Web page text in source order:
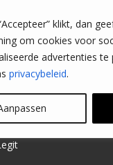
klikt, dan
om cookies voor
advertenties
privacybeleid.